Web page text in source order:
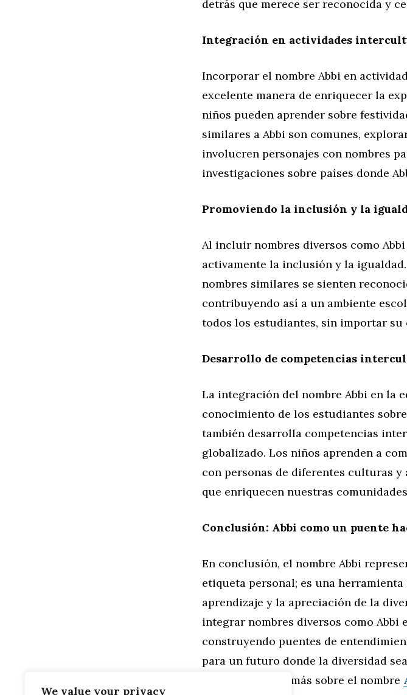
We value your privacy
detrás que merece ser reconocida y
Integración en actividades
Incorporar el nombre Abbi en
excelente manera de enriquecer la
niños pueden aprender sobre
similares a Abbi son comunes,
involucren personajes con nombres
investigaciones sobre países donde
Promoviendo la inclusión y la
Al incluir nombres diversos como
activamente la inclusión y la
nombres similares se sienten
contribuyendo así a un ambiente
todos los estudiantes, sin importar
Desarrollo de competencias
La integración del nombre Abbi en la
conocimiento de los estudiantes
también desarrolla competencias
globalizado. Los niños aprenden a
con personas de diferentes culturas
que enriquecen nuestras
Conclusión: Abbi como un puente
En conclusión, el nombre Abbi
etiqueta personal; es una
aprendizaje y la apreciación de la
integrar nombres diversos como
construyendo puentes de
para un futuro donde la diversidad
formas. Aprende más sobre el nombre